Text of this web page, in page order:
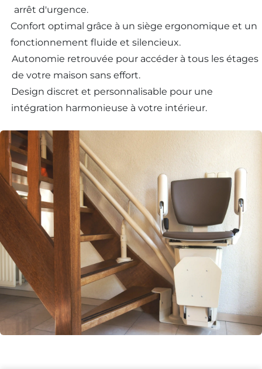
arrêt d'urgence.
Confort optimal grâce à un siège ergonomique et un
fonctionnement fluide et silencieux.
Autonomie retrouvée pour accéder à tous les étages
de votre maison sans effort.
Design discret et personnalisable pour une
intégration harmonieuse à votre intérieur.
Besoin d'un
monte-escalier ?